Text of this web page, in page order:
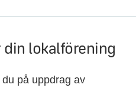
din lokalförening
på uppdrag av